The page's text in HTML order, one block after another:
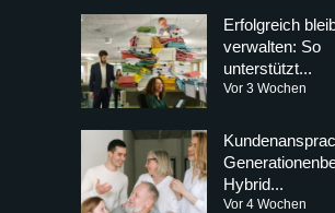
Erfolgreich
verwalten: So
unterstützt...
Vor 3 Wochen
Hybrid...
Vor 4 Wochen